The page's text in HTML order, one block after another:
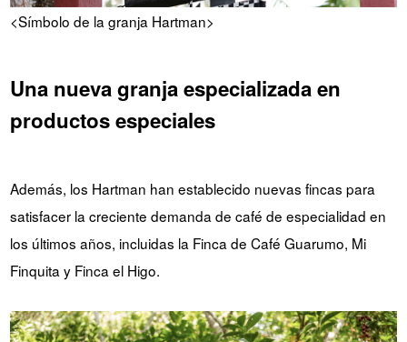
<Símbolo de la granja Hartman>
Una nueva granja especializada en
productos especiales
Además, los Hartman han establecido nuevas fincas para
satisfacer la creciente demanda de café de especialidad en
los últimos años, incluidas la Finca de Café Guarumo, Mi
Finquita y Finca el Higo.